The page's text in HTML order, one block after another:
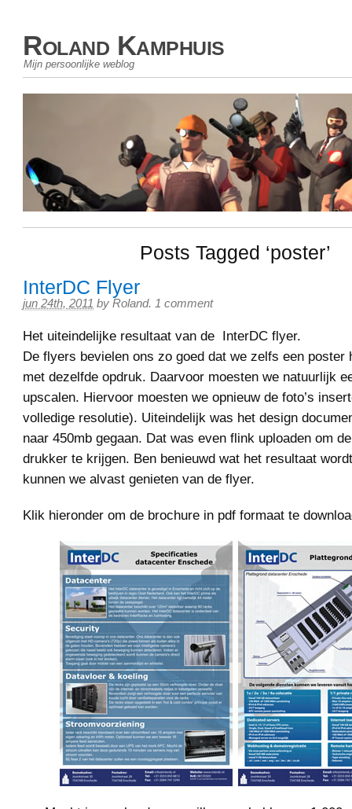
Roland Kamphuis
Mijn persoonlijke weblog
Posts Tagged ‘poster’
InterDC Flyer
jun 24th, 2011 by Roland. 1 comment
Het uiteindelijke resultaat van de InterDC flyer.
De flyers bevielen ons zo goed dat we zelfs een poster
met dezelfde opdruk. Daarvoor moesten we natuurlijk
upscalen. Hiervoor moesten we opnieuw de foto’s
volledige resolutie). Uiteindelijk was het design
naar 450mb gegaan. Dat was even flink uploaden om
drukker te krijgen. Ben benieuwd wat het resultaat
kunnen we alvast genieten van de flyer.
Klik hieronder om de brochure in pdf formaat te